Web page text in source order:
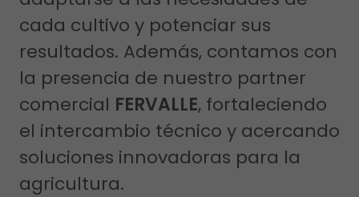
cada cultivo y potenciar sus
resultados. Además, contamos con
la presencia de nuestro partner
comercial FERVALLE, fortaleciendo
el intercambio técnico y acercando
soluciones innovadoras para la
agricultura.